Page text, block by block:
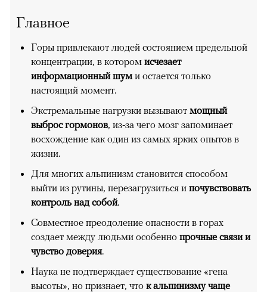
Главное
Горы привлекают людей состоянием предельной
концентрации, в котором исчезает
информационный шуми остается только
настоящий момент.
Экстремальные нагрузки вызывают мощный
выброс гормонов, из-за чего мозг запоминает
восхождение как один из самых ярких опытов в
жизни.
Для многих альпинизм становится способом
выйти из рутины, перезагрузиться и почувствовать
контроль над собой.
Совместное преодоление опасности в горах
создает между людьми особенно прочные связи и
чувство доверия.
Наука не подтверждает существование «гена
высоты», но признает, что к альпинизму чаще